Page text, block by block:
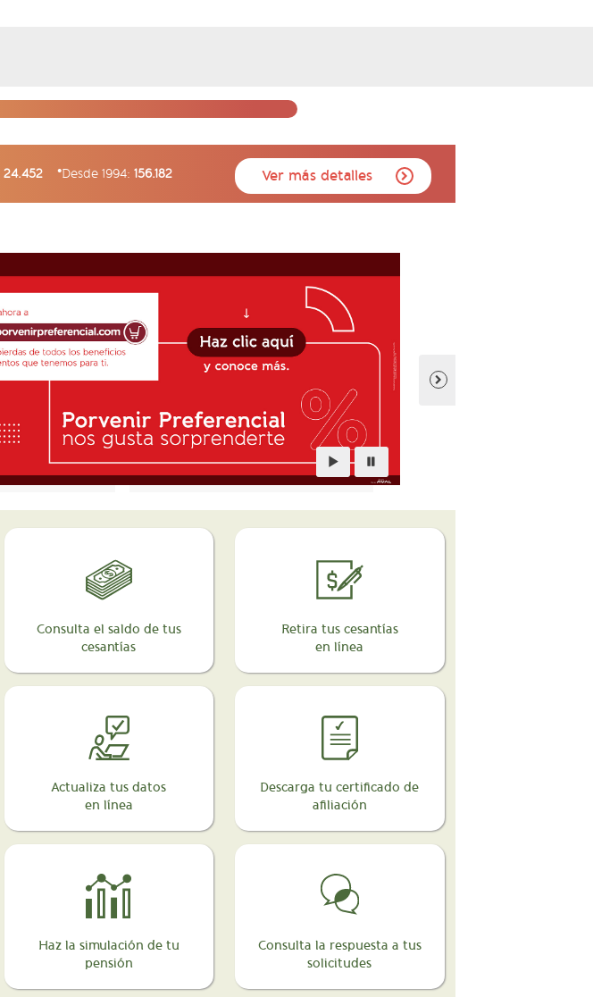
24.452 Desde 1994: 156.182 Ver más detalles
Consulta el saldo de tus
cesantías
Actualiza tus datos
en línea
Haz la simulación de tu
pensión
Retira tus cesantías
en línea
Descarga tu certificado de
afiliación
Consulta la respuesta a tus
solicitudes